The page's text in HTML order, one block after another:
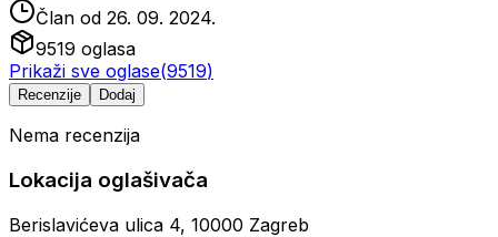
Član od 26. 09. 2024.
9519 oglasa
Prikaži sve oglase(9519)
Recenzije Dodaj
Nema recenzija
Lokacija oglašivača
Berislavićeva ulica 4, 10000 Zagreb